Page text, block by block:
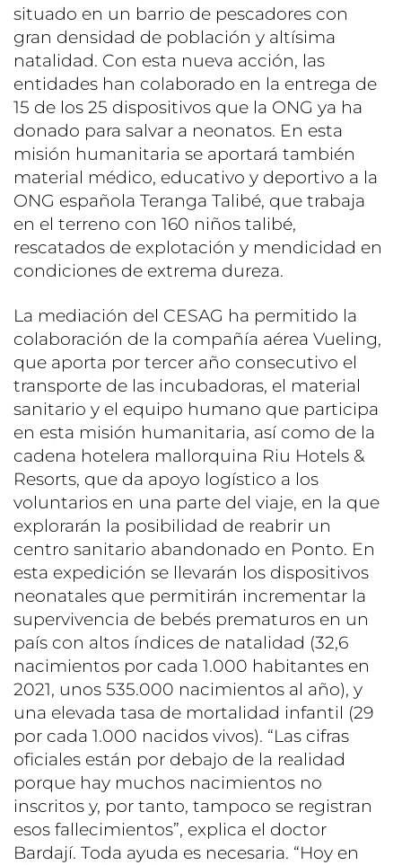
situado en un barrio de pescadores con
gran densidad de población y altísima
natalidad. Con esta nueva acción, las
entidades han colaborado en la entrega de
15 de los 25 dispositivos que la ONG ya ha
donado para salvar a neonatos. En esta
misión humanitaria se aportará también
material médico, educativo y deportivo a la
ONG española Teranga Talibé, que trabaja
en el terreno con 160 niños talibé,
rescatados de explotación y mendicidad en
condiciones de extrema dureza.
La mediación del CESAG ha permitido la
colaboración de la compañía aérea Vueling,
que aporta por tercer año consecutivo el
transporte de las incubadoras, el material
sanitario y el equipo humano que participa
en esta misión humanitaria, así como de la
cadena hotelera mallorquina Riu Hotels &
Resorts, que da apoyo logístico a los
voluntarios en una parte del viaje, en la que
explorarán la posibilidad de reabrir un
centro sanitario abandonado en Ponto. En
esta expedición se llevarán los dispositivos
neonatales que permitirán incrementar la
supervivencia de bebés prematuros en un
país con altos índices de natalidad (32,6
nacimientos por cada 1.000 habitantes en
2021, unos 535.000 nacimientos al año), y
una elevada tasa de mortalidad infantil (29
por cada 1.000 nacidos vivos). “Las cifras
oficiales están por debajo de la realidad
porque hay muchos nacimientos no
inscritos y, por tanto, tampoco se registran
esos fallecimientos”, explica el doctor
Bardají. Toda ayuda es necesaria. “Hoy en